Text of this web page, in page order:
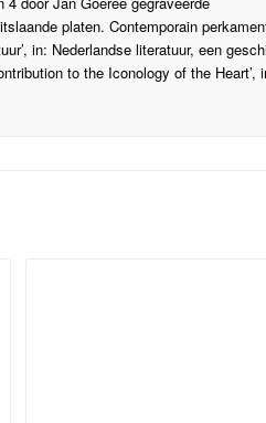
platen. Contemporain
in: Nederlandse literatuur, een
to the Iconology of the Heart’,